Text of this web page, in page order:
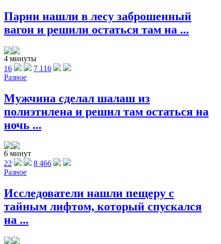
Парни нашли в лесу заброшенный
вагон и решили остаться там на ...
4 минуты
16
7 116
Разное
Мужчина сделал шалаш из
полиэтилена и решил там остаться на
ночь ...
6 минут
22
8 466
Разное
Исследователи нашли пещеру с
тайным лифтом, который спускался
на ...